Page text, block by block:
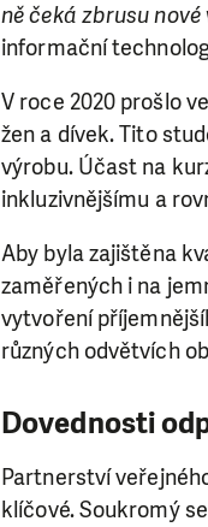
ně čeká zbrusu
informační
V roce 2020 prošlo
žen a dívek. Tito
výrobu. Účast na
inkluzivnějšímu a
Aby byla zajištěna
zaměřených i na
vytvoření
různých odvětvích
Dovednosti
Partnerství
klíčové. Soukromý